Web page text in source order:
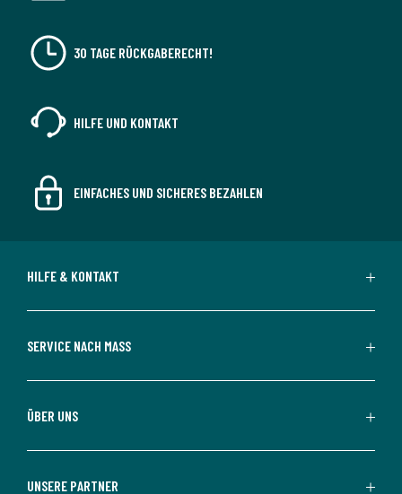
30 TAGE RÜCKGABERECHT!
HILFE UND KONTAKT
EINFACHES UND SICHERES BEZAHLEN
HILFE & KONTAKT
SERVICE NACH MASS
ÜBER UNS
UNSERE PARTNER